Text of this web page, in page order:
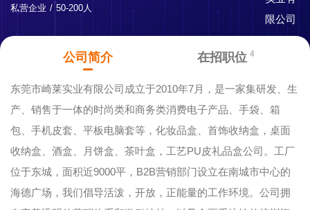
私营企业
50-200人
公司简介 在招职位 4
东莞市崎莱实业有限公司成立于2010年7月，是一家集研发、生
产、销售于一体的时尚类和商务类消费电子产品、手袋、箱
包、手机皮套、平板电脑套等，化妆品盒、首饰收纳盒，桌面
收纳盒、酒盒、月饼盒、茶叶盒，工艺PU皮礼品盒公司。工厂
位于东城，面积近9000平，B2B营销部门设立在南城市中心的
海德广场，我们倡导活泼，开放，正能量的工作环境。公司拥